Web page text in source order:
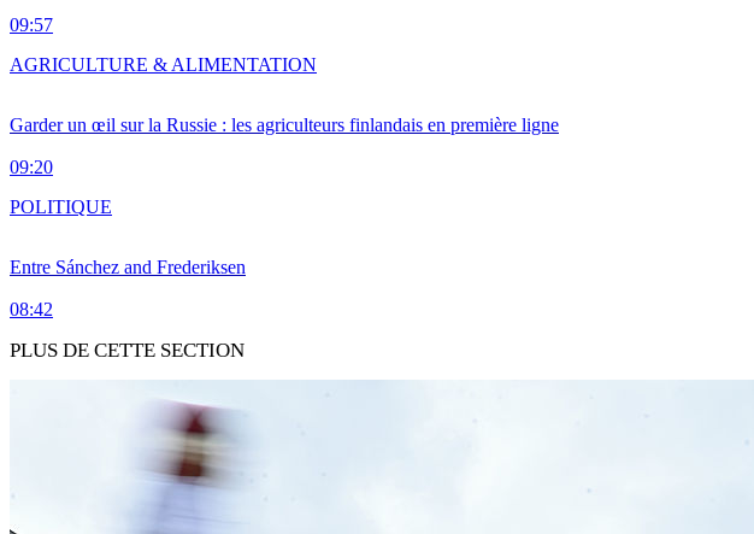
09:57
Garder un œil sur la Russie : les agriculteurs finlandais en première ligne
09:20
AGRICULTURE & ALIMENTATION
Entre Sánchez and Frederiksen
08:42
POLITIQUE
PLUS DE CETTE SECTION